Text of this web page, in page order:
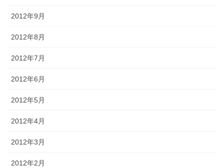
2012年9月
2012年8月
2012年7月
2012年6月
2012年5月
2012年4月
2012年3月
2012年2月